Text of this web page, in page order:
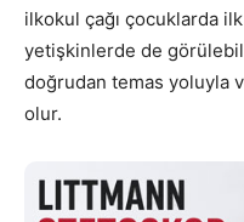
ilkokul çağı çocuklarda
yetişkinlerde de
doğrudan temas yoluyla
olur.